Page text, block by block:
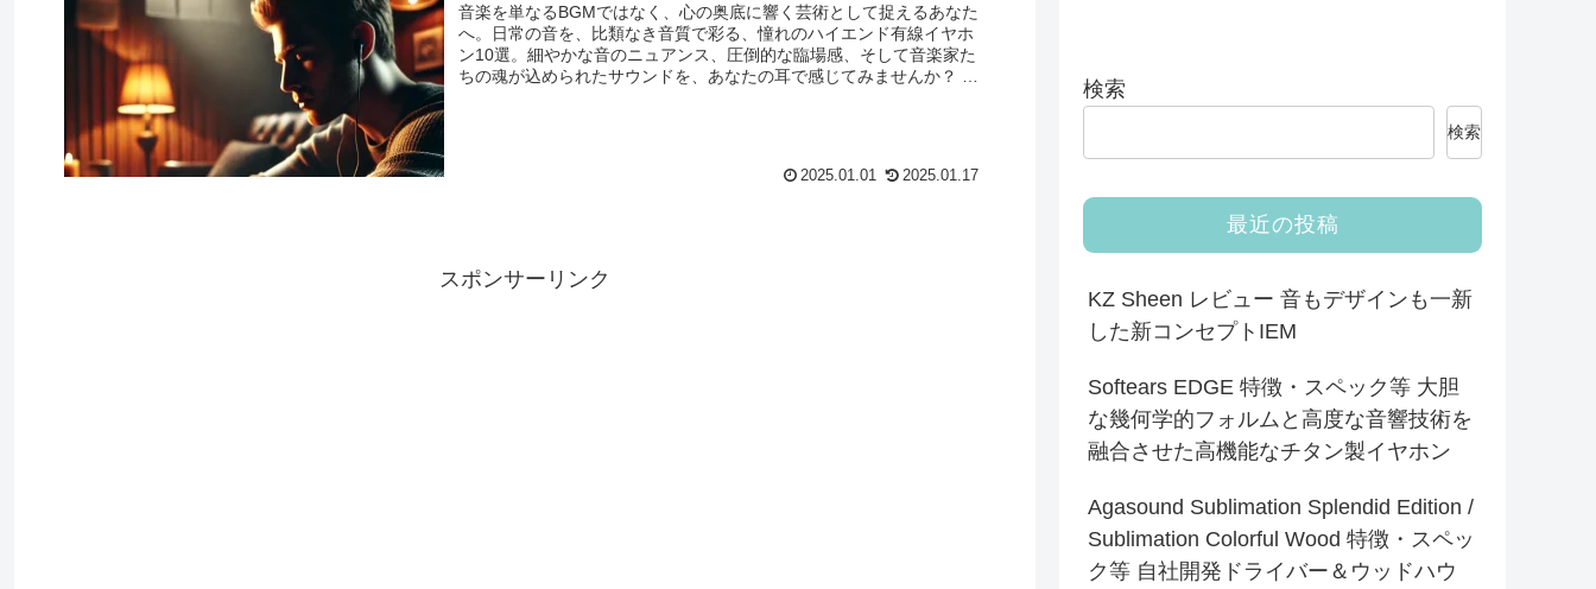
音楽を単なるBGMではなく、心の奥底に響く芸術として捉えるあなた
へ。日常の音を、比類なき音質で彩る、憧れのハイエンド有線イヤホ
ン10選。細やかな音のニュアンス、圧倒的な臨場感、そして音楽家た
ちの魂が込められたサウンドを、あなたの耳で感じてみませんか？ そ
2025.01.01 2025.01.17
スポンサーリンク
検索
検索
最近の投稿
KZ Sheen レビュー 音もデザインも一新
した新コンセプトIEM
Softears EDGE 特徴・スペック等 大胆
な幾何学的フォルムと高度な音響技術を
融合させた高機能なチタン製イヤホン
Agasound Sublimation Splendid Edition /
Sublimation Colorful Wood 特徴・スペッ
ク等 自社開発ドライバー＆ウッドハウ